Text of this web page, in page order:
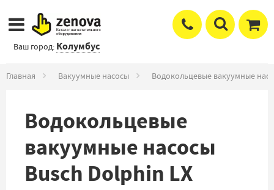
Ваш город: Колумбус
Главная Вакуумные насосы Водокольцевые вакуумные
Водокольцевые
вакуумные насосы
Busch Dolphin LX